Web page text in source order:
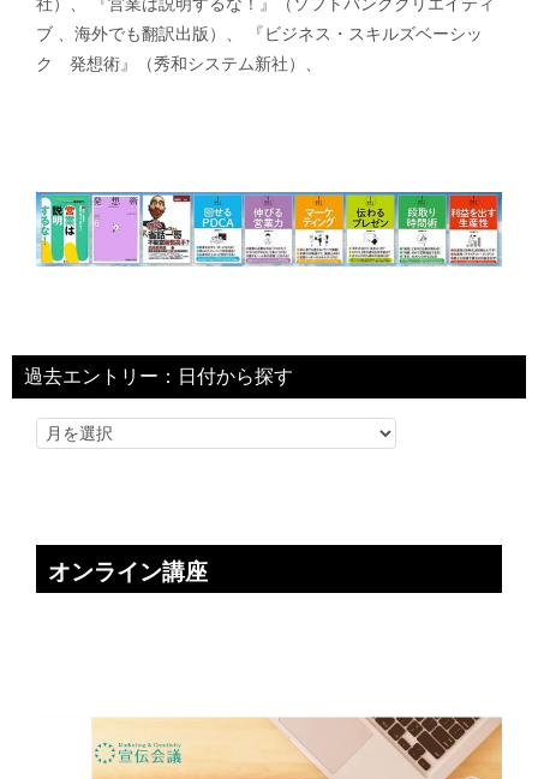
ブ 、海外でも翻訳出版）、 『ビジネス・スキルズベーシッ
ク 発想術』（秀和システム新社）、
過去エントリー：日付から探す
オンライン講座